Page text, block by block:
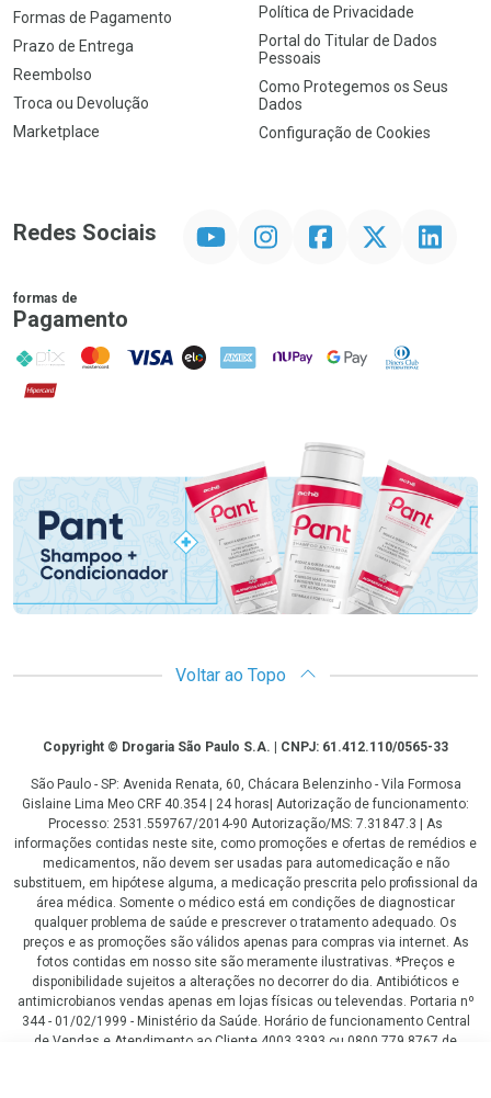
Formas de Pagamento
Prazo de Entrega
Reembolso
Troca ou Devolução
Marketplace
Política de Privacidade
Portal do Titular de Dados
Pessoais
Como Protegemos os Seus
Dados
Configuração de Cookies
Redes Sociais InstagramFacebookTwitter Linkedin
formas de
Pagamento
PIX MasterCard
VISA ELO AMEX NuPay Google PayDiners Club
Hipercard
Promoção em Destaque
Voltar ao Topo
CopyrightCopyright © Drogaria São Paulo S.A. | CNPJ: 61.412.110/0565-33
São Paulo - SP: Avenida Renata, 60, Chácara Belenzinho - Vila Formosa
Gislaine Lima Meo CRF 40.354 | 24 horas| Autorização de funcionamento:
Processo: 2531.559767/2014-90 Autorização/MS: 7.31847.3 | As
informações contidas neste site, como promoções e ofertas de remédios e
medicamentos, não devem ser usadas para automedicação e não
substituem, em hipótese alguma, a medicação prescrita pelo profissional da
área médica. Somente o médico está em condições de diagnosticar
qualquer problema de saúde e prescrever o tratamento adequado. Os
preços e as promoções são válidos apenas para compras via internet. As
fotos contidas em nosso site são meramente ilustrativas. *Preços e
disponibilidade sujeitos a alterações no decorrer do dia. Antibióticos e
antimicrobianos vendas apenas em lojas físicas ou televendas. Portaria nº
344 - 01/02/1999 - Ministério da Saúde. Horário de funcionamento Central
de Vendas e Atendimento ao Cliente 4003 3393 ou 0800 779 8767 de